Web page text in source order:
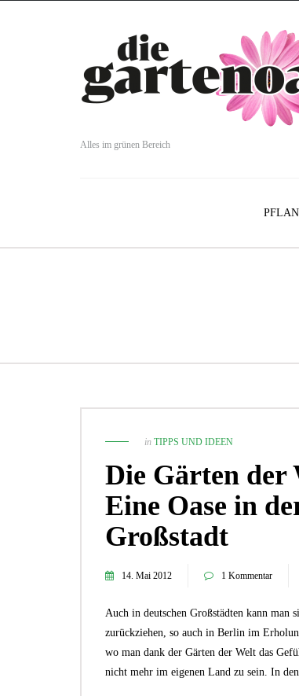
Alles im grünen Bereich
in TIPPS UND IDEEN
Die Gärten der
Eine Oase in
Großstadt
14. Mai 2012 1 Kommentar
Auch in deutschen Großstädten kann man
zurückziehen, so auch in Berlin im
wo man dank der Gärten der Welt das
nicht mehr im eigenen Land zu sein. In
1. November 2021
Die 5 besten
TIPPS UND IDEEN